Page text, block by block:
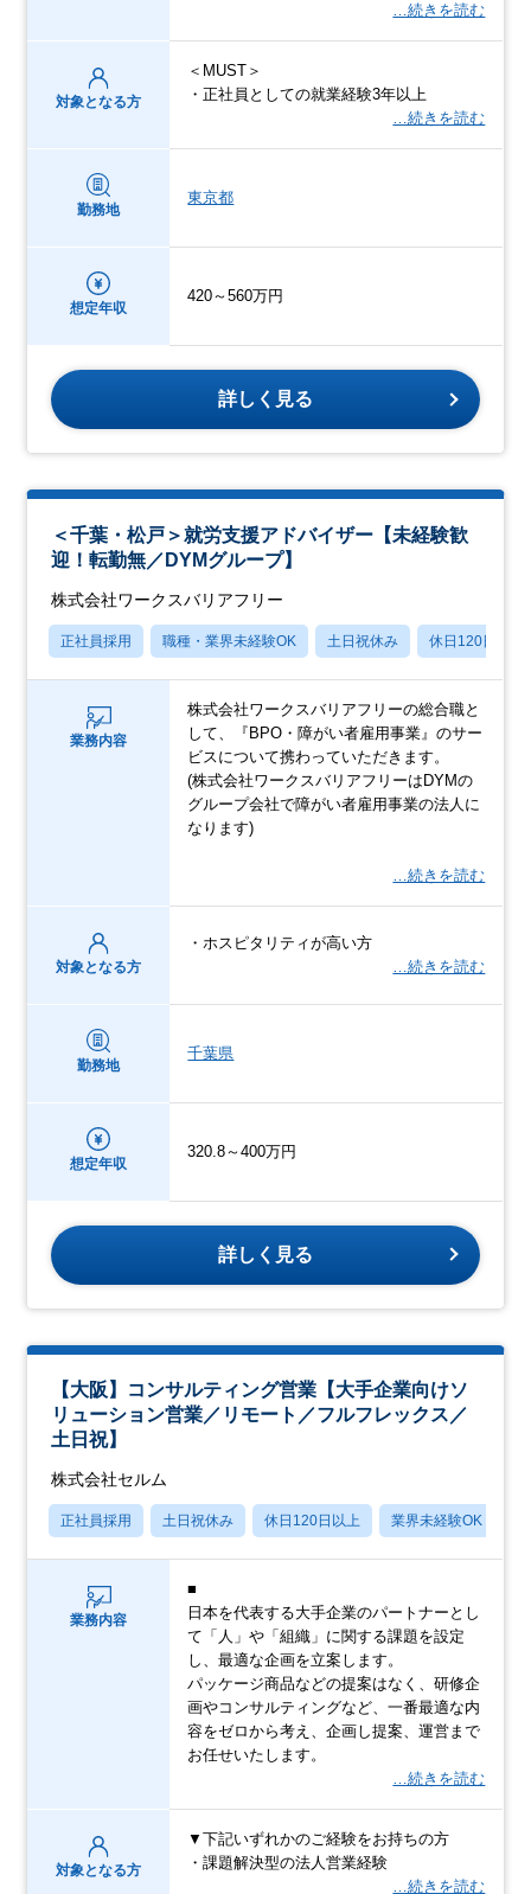
…続きを読む
対象となる方
＜MUST＞
・正社員としての就業経験3年以上
…続きを読む
勤務地
東京都
想定年収
420～560万円
詳しく見る
＜千葉・松戸＞就労支援アドバイザー【未経験歓
迎！転勤無／DYMグループ】
株式会社ワークスバリアフリー
正社員採用 職種・業界未経験OK 土日祝休み 休日120日以上
業務内容
株式会社ワークスバリアフリーの総合職と
して、『BPO・障がい者雇用事業』のサー
ビスについて携わっていただきます。
(株式会社ワークスバリアフリーはDYMの
グループ会社で障がい者雇用事業の法人に
なります)
…続きを読む
対象となる方
・ホスピタリティが高い方
…続きを読む
勤務地
千葉県
想定年収
320.8～400万円
詳しく見る
【大阪】コンサルティング営業【大手企業向けソ
リューション営業／リモート／フルフレックス／
土日祝】
株式会社セルム
正社員採用 土日祝休み 休日120日以上 業界未経験OK
業務内容
■
日本を代表する大手企業のパートナーとし
て「人」や「組織」に関する課題を設定
し、最適な企画を立案します。
パッケージ商品などの提案はなく、研修企
画やコンサルティングなど、一番最適な内
容をゼロから考え、企画し提案、運営まで
お任せいたします。
…続きを読む
対象となる方
▼下記いずれかのご経験をお持ちの方
・課題解決型の法人営業経験
…続きを読む